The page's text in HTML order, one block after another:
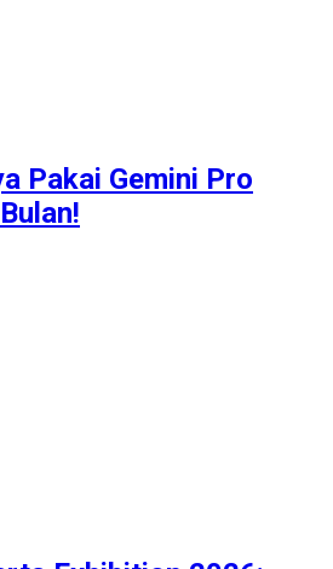
Pakai Gemini Pro